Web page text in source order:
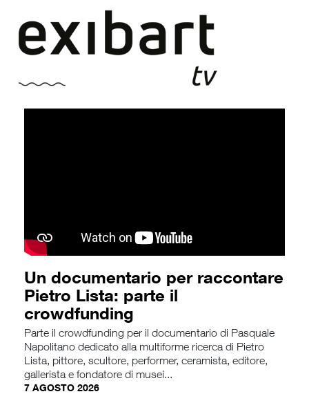
contenuto
Un documentario per raccontare
Pietro Lista: parte il
crowdfunding
Parte il crowdfunding per il documentario di Pasquale
Napolitano dedicato alla multiforme ricerca di Pietro
Lista, pittore, scultore, performer, ceramista, editore,
gallerista e fondatore di musei...
7 AGOSTO 2026